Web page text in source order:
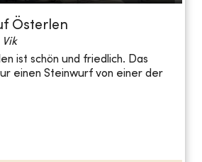
Österlen
ist schön und friedlich. Das
einen Steinwurf von einer der